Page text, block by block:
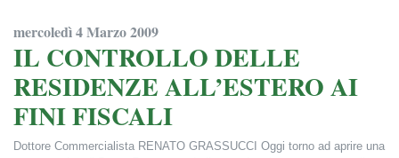
mercoledì 4 Marzo 2009
IL CONTROLLO DELLE
RESIDENZE ALL’ESTERO AI
FINI FISCALI
Dottore Commercialista RENATO GRASSUCCI Oggi torno ad aprire una